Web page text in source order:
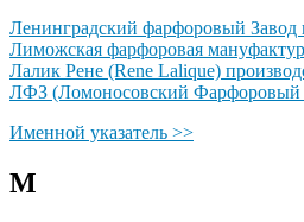
Ленинградский фарфоровый
Лиможская фарфоровая
Лалик Рене (Rene Lalique)
ЛФЗ (Ломоносовский Фарфоровый
Именной указатель >>
М